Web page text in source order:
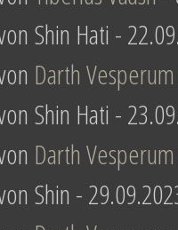
Shin Hati -
Darth Vesperum
Shin Hati -
Darth Vesperum
Shin -